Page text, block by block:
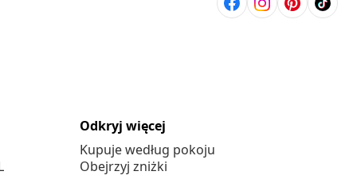
Odkryj więcej
Kupuje według pokoju
Obejrzyj zniżki